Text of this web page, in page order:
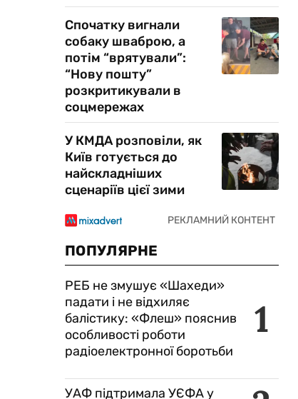
Спочатку вигнали
собаку шваброю, а
потім “врятували”:
“Нову пошту”
розкритикували в
соцмережах
У КМДА розповіли, як
Київ готується до
найскладніших
сценаріїв цієї зими
ПОПУЛЯРНЕ
1
РЕБ не змушує «Шахеди»
падати і не відхиляє
балістику: «Флеш» пояснив
особливості роботи
радіоелектронної боротьби
УАФ підтримала УЄФА у